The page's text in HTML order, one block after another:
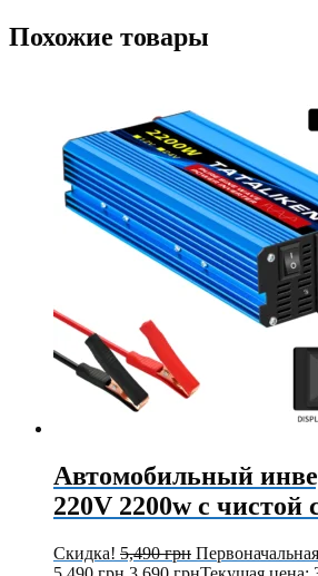
Похожие товары
Автомобильный
220V 2200w с чистой
Скидка! 5,490грн